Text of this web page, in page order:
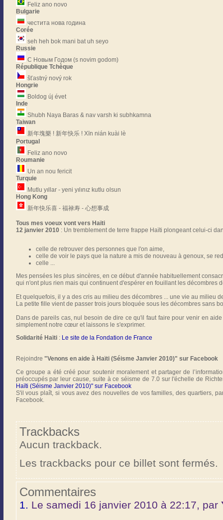
Feliz ano novo
Bulgarie
честита нова година
Corée
seh heh bok mani bat uh seyo
Russie
С Новым Годом (s novim godom)
République Tchèque
šťastný nový rok
Hongrie
Boldog új évet
Inde
Shubh Naya Baras & nav varsh ki subhkamna
Taiwan
新年塊樂 ! 新年快乐 ! Xīn nián kuài lè
Portugal
Feliz ano novo
Roumanie
Un an nou fericit
Turquie
Mutlu yıllar - yeni yılınız kutlu olsun
Hong Kong
新年快乐喜 - 福禄寿 - 心想事成
Tous mes voeux vont vers Haïti
12 janvier 2010: Un tremblement de terre frappe Haïti plongeant celui-ci
celle de retrouver des personnes que l'on aime,
celle de voir le pays que la nature a mis de nouveau à genoux, se
celle ...
Mes pensées les plus sincères, en ce début d'année habituellement
qui n'ont plus rien mais qui continuent d'espérer en fouillant les décombres
Et quelquefois, il y a des cris au milieu des décombres ... une vie au milieu
La petite fille vient de passer trois jours bloquée sous les décombres sans
Dans de pareils cas, nul besoin de dire ce qu'il faut faire pour venir en
simplement notre cœur et laissons le s'exprimer.
Solidarité Haïti: Le site de la Fondation de France
Rejoindre "Venons en aide à Haïti (Séisme Janvier 2010)" sur Facebook
Ce groupe a été créé pour soutenir moralement et partager de
préoccupés par leur cause, suite à ce séisme de 7.0 sur l'échelle de
Haïti (Séisme Janvier 2010)" sur Facebook
S'il vous plaît, si vous avez des nouvelles de vos familles, des quartiers,
Facebook.
Trackbacks
Aucun trackback.
Les trackbacks pour ce billet sont fermés.
Commentaires
1. Le samedi 16 janvier 2010 à 22:17, par